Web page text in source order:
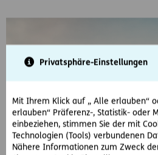
Privatsphäre-Einstellungen
Mit Ihrem Klick auf „ Alle erlauben“
erlauben“ Präferenz-, Statistik- oder
einbeziehen, stimmen Sie der mit
Technologien (Tools) verbundenen
Nähere Informationen zum Zweck